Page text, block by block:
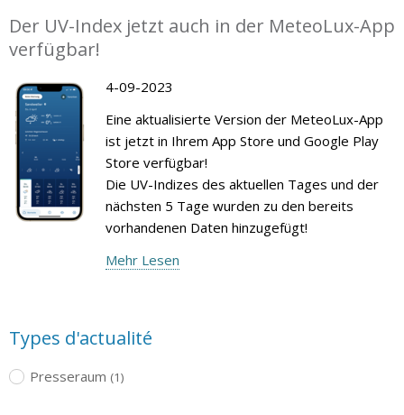
Der UV-Index jetzt auch in der MeteoLux-App
verfügbar!
4-09-2023
Eine aktualisierte Version der MeteoLux-App
ist jetzt in Ihrem App Store und Google Play
Store verfügbar!
Die UV-Indizes des aktuellen Tages und der
nächsten 5 Tage wurden zu den bereits
vorhandenen Daten hinzugefügt!
Mehr Lesen
Types d'actualité
Presseraum (1)